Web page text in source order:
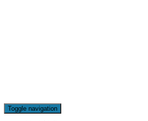
Toggle navigation